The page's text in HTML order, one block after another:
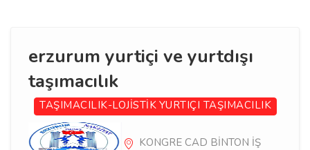
erzurum yurtiçi ve yurtdışı
taşımacılık
TAŞIMACILIK-LOJİSTİK YURTIÇI TAŞIMACILIK
KONGRE CAD BİNTON İŞ